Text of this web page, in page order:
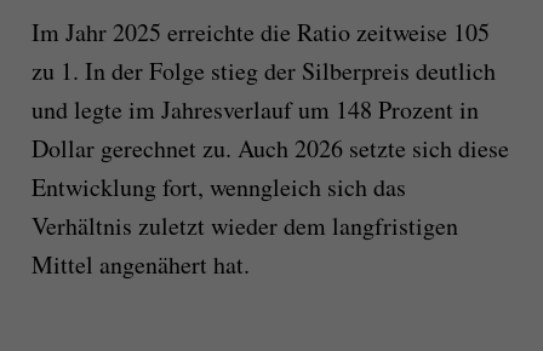
Im Jahr 2025 erreichte die Ratio zeitweise 105
zu 1. In der Folge stieg der Silberpreis deutlich
und legte im Jahresverlauf um 148 Prozent in
Dollar gerechnet zu. Auch 2026 setzte sich diese
Entwicklung fort, wenngleich sich das
Verhältnis zuletzt wieder dem langfristigen
Mittel angenähert hat.